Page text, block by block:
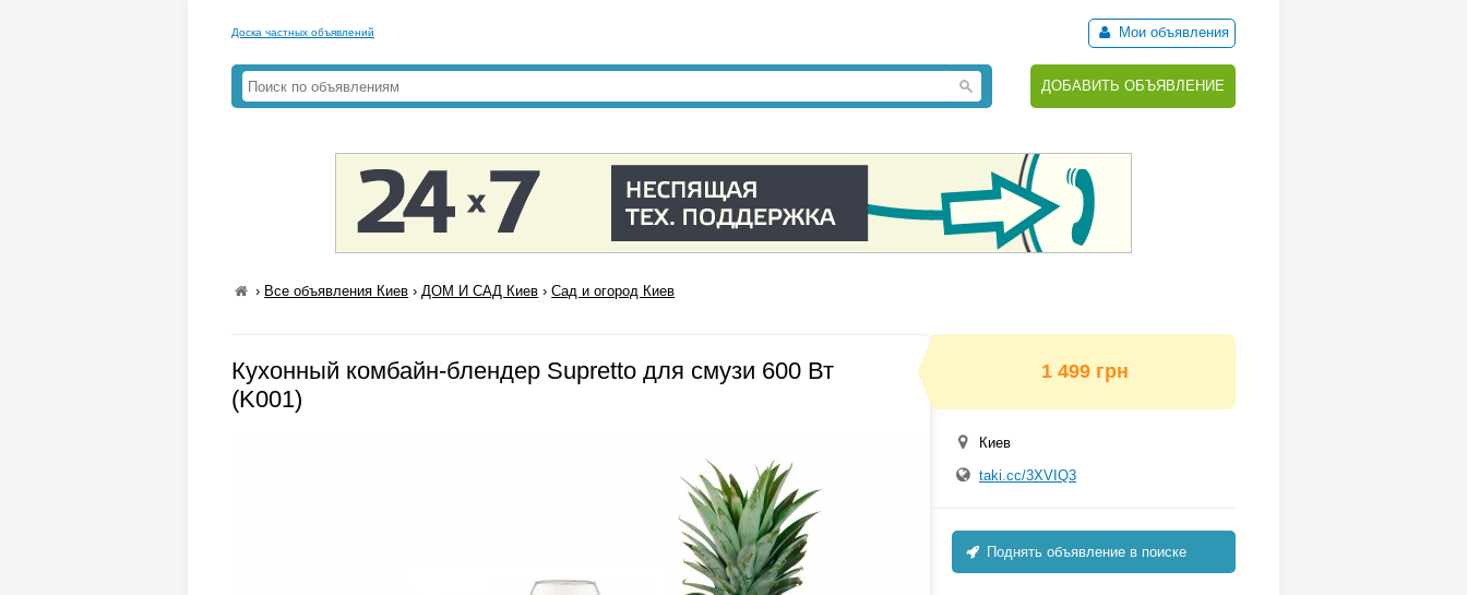
Доска частных объявлений Мои объявления
ДОБАВИТЬ ОБЪЯВЛЕНИЕ
› Все объявления Киев ›ДОМ И САД Киев ›Сад и огород Киев
Кухонный комбайн-блендер Supretto для смузи 600 Вт
(K001)
1 499 грн
Киев
taki.cc/3XVIQ3
Поднять объявление в поиске